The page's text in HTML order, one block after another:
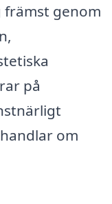
främst genom
på
om